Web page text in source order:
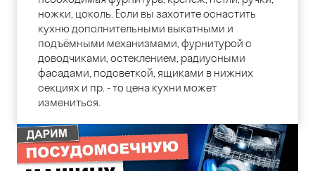
ножки, цоколь. Если вы захотите оснастить
кухню дополнительными выкатными и
подъёмными механизмами, фурнитурой с
доводчиками, остеклением, радиусными
фасадами, подсветкой, ящиками в нижних
секциях и пр. - то цена кухни может
измениться.